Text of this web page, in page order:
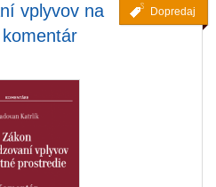
Dopredaj
vplyvov na